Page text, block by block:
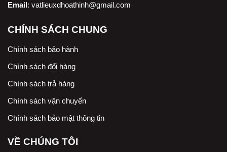
Email: vatlieuxdhoathinh@gmail.com
CHÍNH SÁCH CHUNG
Chính sách bảo hành
Chính sách đổi hàng
Chính sách trả hàng
Chính sách vận chuyển
Chính sách bảo mật thông tin
VỀ CHÚNG TÔI